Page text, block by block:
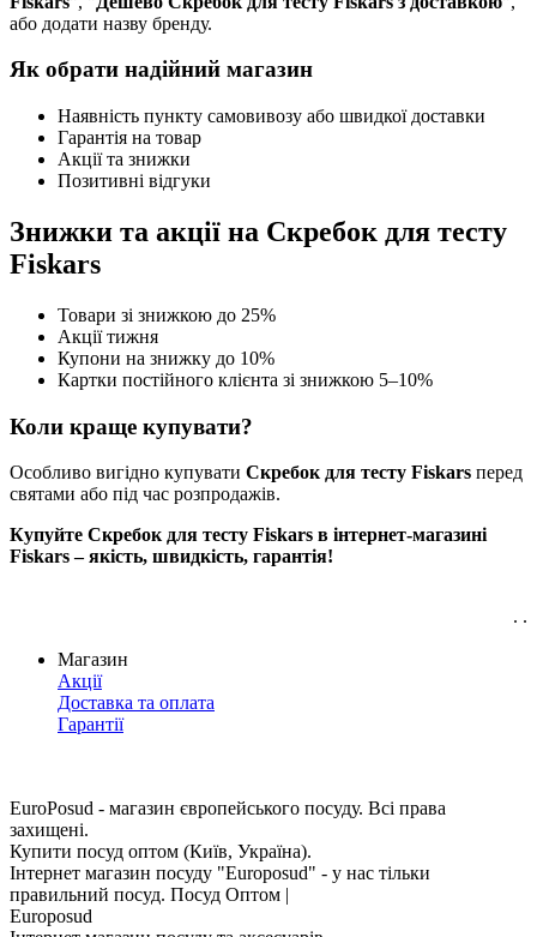
або додати назву бренду.
Як обрати надійний магазин
Наявність пункту самовивозу або швидкої доставки
Гарантія на товар
Акції та знижки
Позитивні відгуки
Знижки та акції на Скребок для тесту
Fiskars
Товари зі знижкою до 25%
Акції тижня
Купони на знижку до 10%
Картки постійного клієнта зі знижкою 5–10%
Коли краще купувати?
Особливо вигідно купувати Скребок для тесту Fiskars перед
святами або під час розпродажів.
Купуйте Скребок для тесту Fiskars в інтернет-магазині
Fiskars – якість, швидкість, гарантія!
. .
Магазин
Акції
Доставка та оплата
Гарантії
EuroPosud - магазин європейського посуду. Всі права
захищені.
Купити посуд оптом (Київ, Україна).
Інтернет магазин посуду "Europosud" - у нас тільки
правильний посуд. Посуд Оптом |
Europosud